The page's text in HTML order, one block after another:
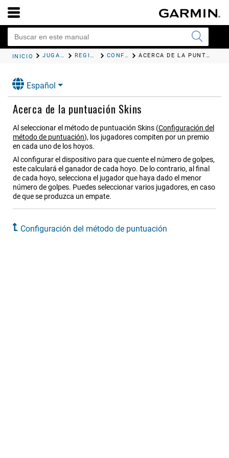
INICIO JUGAR AL GOLF REGISTRAR LA PUNTUACIÓN CONFIGURACIÓN DEL MÉTODO DE PUNTUACIÓN ACERCA DE LA PUNTUACIÓN SKINS
Español
Acerca de la puntuación Skins
Al seleccionar el método de puntuación Skins (Configuración del
método de puntuación), los jugadores compiten por un premio
en cada uno de los hoyos.
Al configurar el dispositivo para que cuente el número de golpes,
este calculará el ganador de cada hoyo. De lo contrario, al final
de cada hoyo, selecciona el jugador que haya dado el menor
número de golpes. Puedes seleccionar varios jugadores, en caso
de que se produzca un empate.
Configuración del método de puntuación